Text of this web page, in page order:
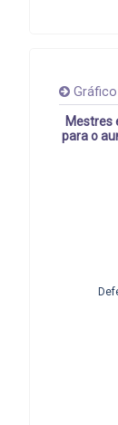
Mestres
para o